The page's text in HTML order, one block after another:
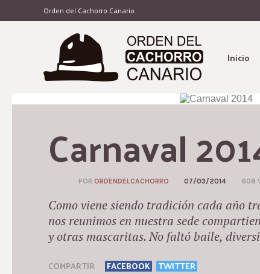
Orden del Cachorro Canario
Inicio
Carnaval
POR ORDENDELCACHORRO 07/03/2014 608
Como viene siendo tradición cada año
nos reunimos en nuestra sede
y otras mascaritas. No faltó baile,
COMPARTIR FACEBOOK TWITTER